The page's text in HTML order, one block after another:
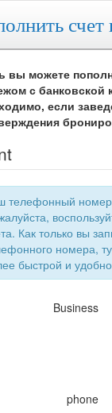
счет
вы можете
с
если
телефонный номер
Как только вы
номера,
более
Business
phone